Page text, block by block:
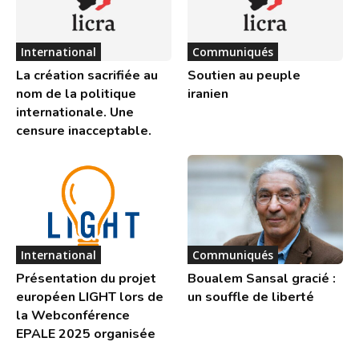
International
La création sacrifiée au
nom de la politique
internationale. Une
censure inacceptable.
Communiqués
Soutien au peuple
iranien
International
Présentation du projet
européen LIGHT lors de
la Webconférence
EPALE 2025 organisée
Communiqués
Boualem Sansal gracié :
un souffle de liberté